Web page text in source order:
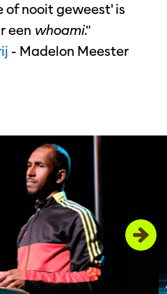
of nooit geweest' is
een whoami."
- Madelon Meester